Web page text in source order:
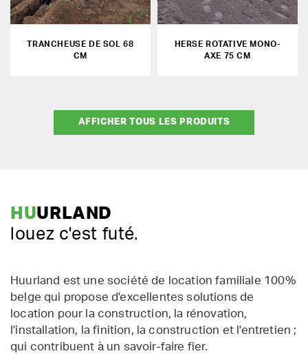
TRANCHEUSE DE SOL 68
CM
HERSE ROTATIVE MONO-
AXE 75 CM
AFFICHER TOUS LES PRODUITS
HUURLAND
louez c'est futé.
Huurland est une société de location familiale 100%
belge qui propose d'excellentes solutions de
location pour la construction, la rénovation,
l'installation, la finition, la construction et l'entretien ;
qui contribuent à un savoir-faire fier.